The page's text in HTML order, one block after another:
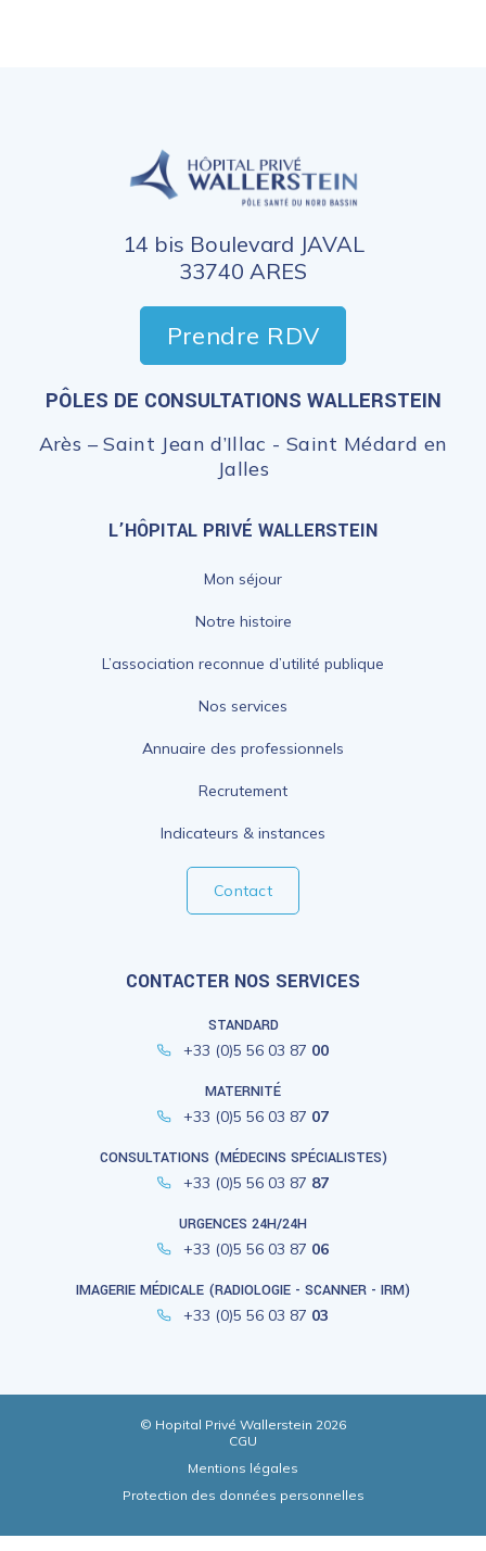
14 bis Boulevard JAVAL
33740 ARES
PÔLES DE CONSULTATIONS WALLERSTEIN
Arès – Saint Jean d’Illac - Saint Médard en
Jalles
Prendre RDV
L’HÔPITAL PRIVÉ WALLERSTEIN
Mon séjour
Notre histoire
L’association reconnue d’utilité publique
Nos services
Annuaire des professionnels
Recrutement
Indicateurs & instances
Contact
CONTACTER NOS SERVICES
STANDARD
+33 (0)5 56 03 87 00
MATERNITÉ
+33 (0)5 56 03 87 07
CONSULTATIONS (MÉDECINS SPÉCIALISTES)
+33 (0)5 56 03 87 87
URGENCES 24H/24H
+33 (0)5 56 03 87 06
IMAGERIE MÉDICALE (RADIOLOGIE - SCANNER - IRM)
+33 (0)5 56 03 87 03
© Hopital Privé Wallerstein 2026
CGU
Mentions légales
Protection des données personnelles